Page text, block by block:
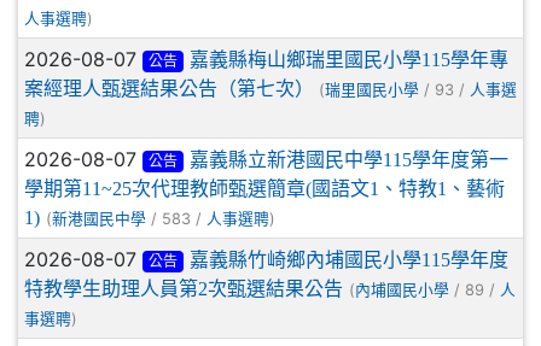
人事選聘)
2026-08-07 公告
嘉義縣梅山鄉瑞里國民小學115學年專
案經理人甄選結果公告（第七次） (瑞里國民小學 / 93 / 人事選
聘)
2026-08-07 公告
嘉義縣立新港國民中學115學年度第一
學期第11~25次代理教師甄選簡章(國語文1、特教1、藝術
1) (新港國民中學 / 583 / 人事選聘)
2026-08-07 公告
嘉義縣竹崎鄉內埔國民小學115學年度
特教學生助理人員第2次甄選結果公告 (內埔國民小學 / 89 / 人
事選聘)